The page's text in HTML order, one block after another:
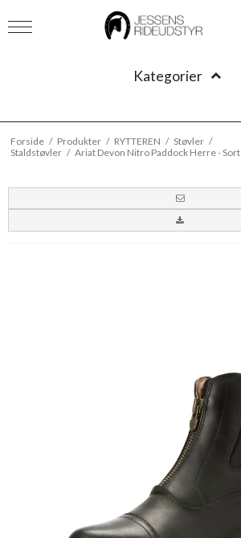
Kategorier
Forside / Produkter / RYTTEREN / Støvler /
Staldstøvler / Ariat Devon Nitro Paddock Herre - Sort